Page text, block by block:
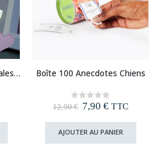
Guirlande lumineuse pétales de rose Boîte 100 Anecdotes Chiens
0out of 5
12,90€ Le
initial
était :
12,90 €.
7,90€Le
actuel
est :
7,90 €.
TTC
AJOUTER AU PANIER